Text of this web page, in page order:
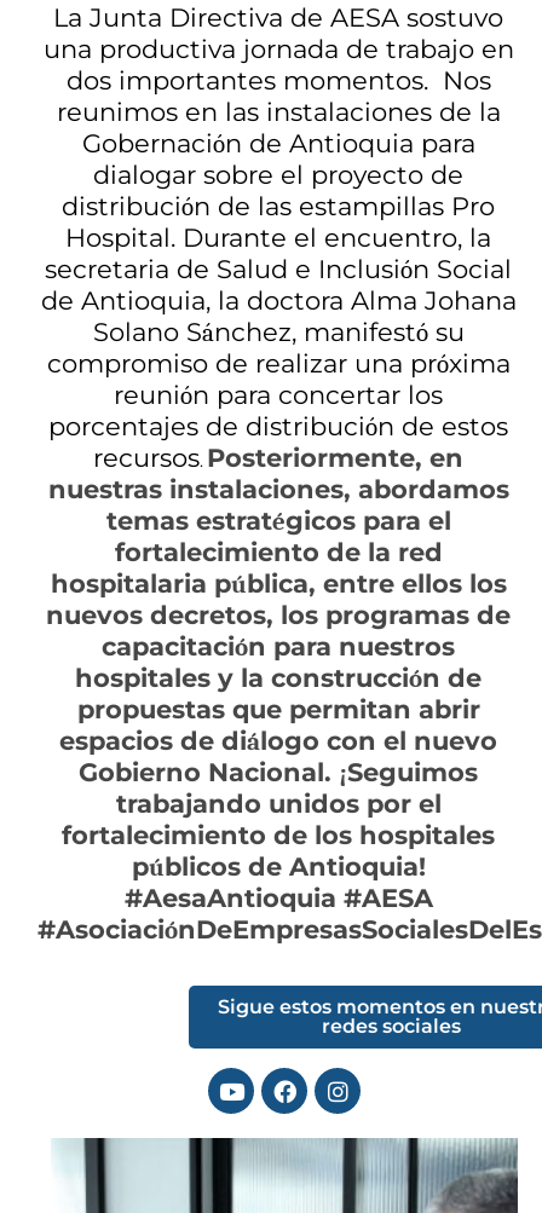
La Junta Directiva de AESA sostuvo
una productiva jornada de trabajo en
dos importantes momentos. Nos
reunimos en las instalaciones de la
Gobernación de Antioquia para
dialogar sobre el proyecto de
distribución de las estampillas Pro
Hospital. Durante el encuentro, la
secretaria de Salud e Inclusión Social
de Antioquia, la doctora Alma Johana
Solano Sánchez, manifestósu
compromiso de realizar una próxima
reunión para concertar los
porcentajes de distribución de estos
recursos. Posteriormente, en
nuestras instalaciones, abordamos
temas estratégicos para el
fortalecimiento de la red
hospitalaria pública, entre ellos los
nuevos decretos, los programas de
capacitación para nuestros
hospitales y la construcción de
propuestas que permitan abrir
espacios de diálogo con el nuevo
Gobierno Nacional. ¡Seguimos
trabajando unidos por el
fortalecimiento de los hospitales
públicos de Antioquia!
#AesaAntioquia #AESA
#Asociació
Sigue estos momentos en
redes sociales